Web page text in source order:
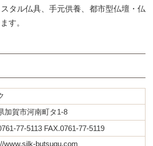
タル仏具、手元供養、都市型仏壇・仏
す。
加賀市河南町タ1-8
77-5113 FAX.0761-77-5119
www.silk-butsugu.com